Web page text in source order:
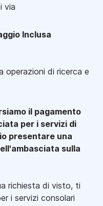
via
Inclusa
operazioni di ricerca e
il pagamento
per i servizi di
presentare una
sulla
richiesta di visto, ti
i servizi consolari